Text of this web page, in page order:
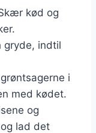
kød og
gryde, indtil
i
med kødet.
og
lad det